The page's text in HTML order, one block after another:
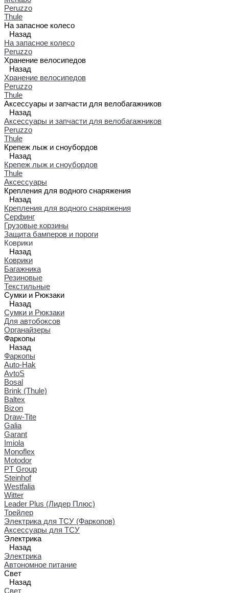
Peruzzo
Thule
На запасное колесо
Назад
На запасное колесо
Peruzzo
Хранение велосипедов
Назад
Хранение велосипедов
Peruzzo
Thule
Аксессуары и запчасти для велобагажников
Назад
Аксессуары и запчасти для велобагажников
Peruzzo
Thule
Крепеж лыж и сноубордов
Назад
Крепеж лыж и сноубордов
Thule
Аксессуары
Крепления для водного снаряжения
Назад
Крепления для водного снаряжения
Серфинг
Грузовые корзины
Защита бамперов и пороги
Коврики
Назад
Коврики
Багажника
Резиновые
Текстильные
Сумки и Рюкзаки
Назад
Сумки и Рюкзаки
Для автобоксов
Органайзеры
Фаркопы
Назад
Фаркопы
Auto-Hak
AvtoS
Bosal
Brink (Thule)
Baltex
Bizon
Draw-Tite
Galia
Garant
Imiola
Monoflex
Motodor
PT Group
Steinhof
Westfalia
Witter
Leader Plus (Лидер Плюс)
Трейлер
Электрика для ТСУ (Фаркопов)
Аксессуары для ТСУ
Электрика
Назад
Электрика
Автономное питание
Свет
Назад
Свет